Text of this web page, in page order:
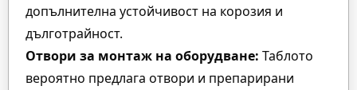
допълнителна устойчивост на корозия и
дълготрайност.
Отвори за монтаж на оборудване: Таблото
вероятно предлага отвори и препарирани